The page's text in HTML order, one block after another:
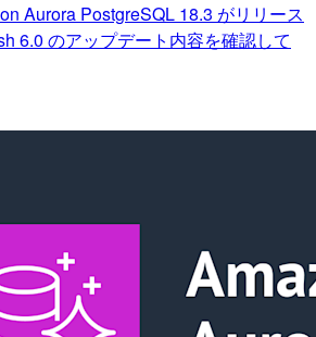
Aurora PostgreSQL 18.3 がリリース
6.0 のアップデート内容を確認して